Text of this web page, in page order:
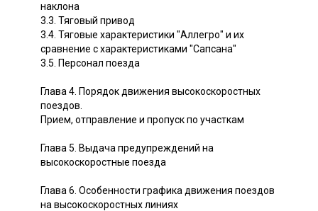
наклона
3.3. Тяговый привод
3.4. Тяговые характеристики "Аллегро" и их
сравнение с характеристиками "Сапсана"
3.5. Персонал поезда
Глава 4. Порядок движения высокоскоростных
поездов.
Прием, отправление и пропуск по участкам
Глава 5. Выдача предупреждений на
высокоскоростные поезда
Глава 6. Особенности графика движения поездов
на высокоскоростных линиях